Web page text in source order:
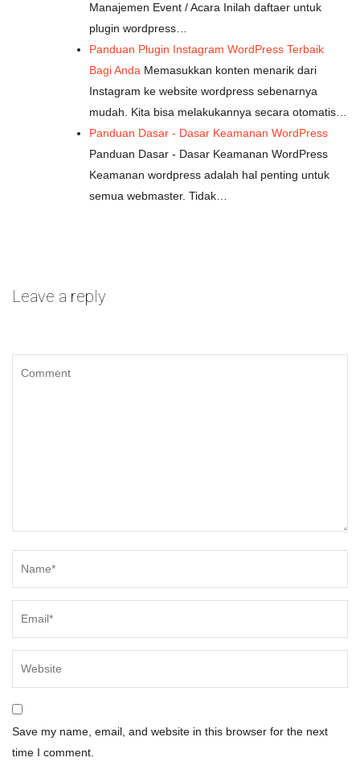
Manajemen Event / Acara Inilah daftaer untuk
plugin wordpress…
Panduan Plugin Instagram WordPress Terbaik
Bagi Anda Memasukkan konten menarik dari
Instagram ke website wordpress sebenarnya
mudah. Kita bisa melakukannya secara otomatis…
Panduan Dasar - Dasar Keamanan WordPress
Panduan Dasar - Dasar Keamanan WordPress
Keamanan wordpress adalah hal penting untuk
semua webmaster. Tidak…
Leave a reply
Save my name, email, and website in this browser for the next
time I comment.